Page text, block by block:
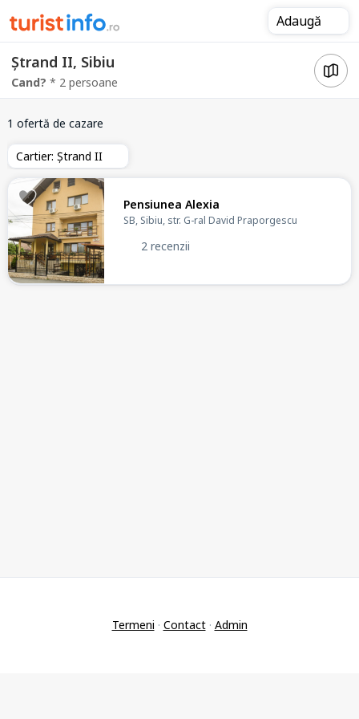
Adaugă
Ștrand II, Sibiu
Cand? * 2 persoane
1 ofertă de cazare
Cartier: Ștrand II
Pensiunea Alexia
SB, Sibiu, str. G-ral David Praporgescu
2 recenzii
Termeni · Contact· Admin